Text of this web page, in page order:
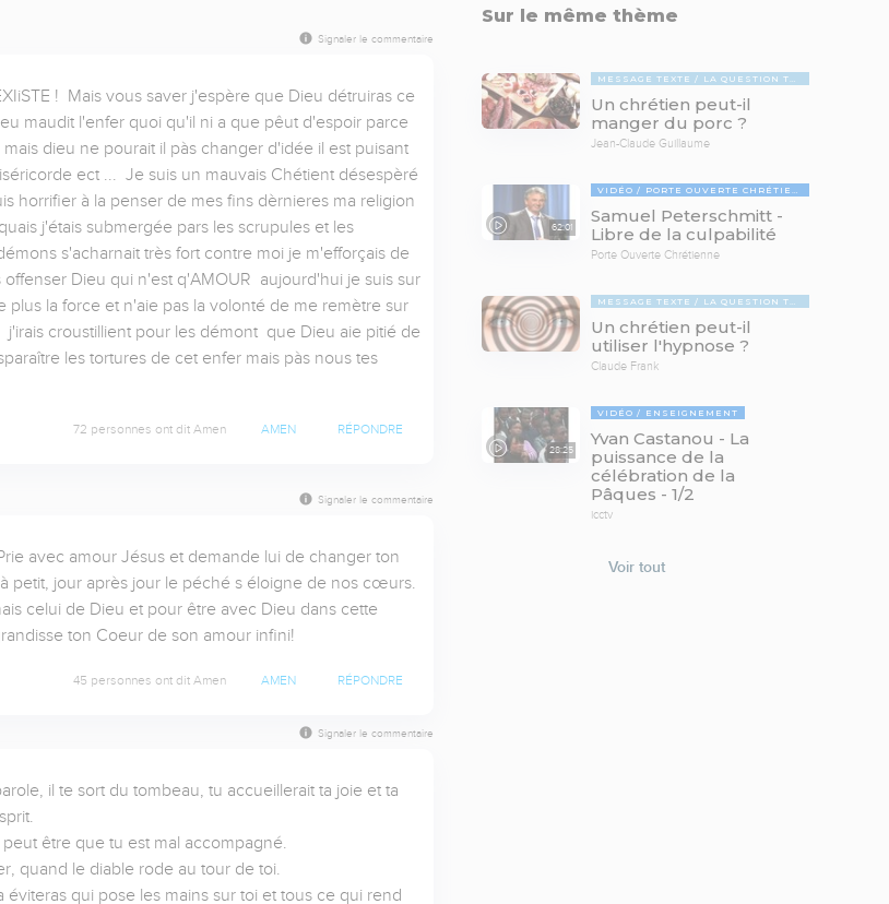
Signaler le commentaire
!  Mais vous saver j'espère que Dieu détruiras ce
maudit l'enfer quoi qu'il ni a que pêut d'espoir parce
dieu ne pourait il pàs changer d'idée il est puisant
ect ...  Je suis un mauvais Chétient désespèré
horrifier à la penser de mes fins dèrnieres ma religion
j'étais submergée pars les scrupules et les
s'acharnait très fort contre moi je m'efforçais de
Dieu qui n'est q'AMOUR  aujourd'hui je suis sur
la force et n'aie pas la volonté de me remètre sur
croustillient pour les démont  que Dieu aie pitié de
les tortures de cet enfer mais pàs nous tes
72 personnes ont dit Amen AMEN RÉPONDRE
Signaler le commentaire
avec amour Jésus et demande lui de changer ton
petit, jour après jour le péché s éloigne de nos cœurs.
celui de Dieu et pour être avec Dieu dans cette
ton Coeur de son amour infini!
45 personnes ont dit Amen AMEN RÉPONDRE
Signaler le commentaire
il te sort du tombeau, tu accueillerait ta joie et ta
être que tu est mal accompagné.
quand le diable rode au tour de toi.
qui pose les mains sur toi et tous ce qui rend
Sur le même thème
MESSAGE TEXTE LA QUESTION TABOUE
Un chrétien peut-il
manger du porc ?
Jean-Claude Guillaume
62:01
VIDÉO PORTE OUVERTE CHRÉTIENNE
Samuel Peterschmitt -
Libre de la culpabilité
Porte Ouverte Chrétienne
MESSAGE TEXTE LA QUESTION TABOUE
Un chrétien peut-il
utiliser l'hypnose ?
Claude Frank
28:25
VIDÉO ENSEIGNEMENT
Yvan Castanou - La
puissance de la
célébration de la
Pâques - 1/2
icctv
Voir tout